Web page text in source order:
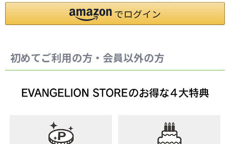
初めてご利用の方・会員以外の方